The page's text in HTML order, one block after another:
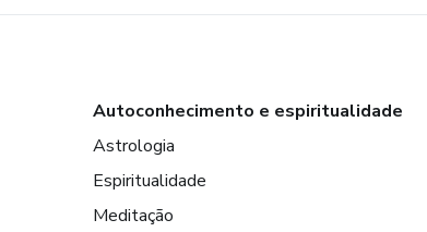
Autoconhecimento e espiritualidade
Astrologia
Espiritualidade
Meditação